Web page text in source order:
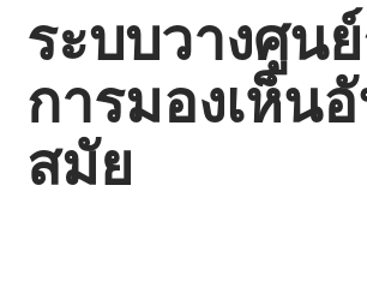
ระบบวางศูน
การมองเห็น
สมัย